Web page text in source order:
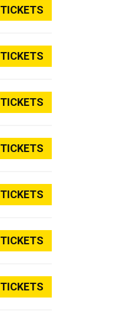
TICKETS
TICKETS
TICKETS
TICKETS
TICKETS
TICKETS
TICKETS